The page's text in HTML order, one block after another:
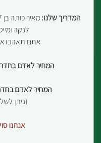
המדריך שלנו:
לנקה
אתם תאהבו
המחיר לאדם בחדר
המחיר לאדם בחדר
(ניתן
אנחנו